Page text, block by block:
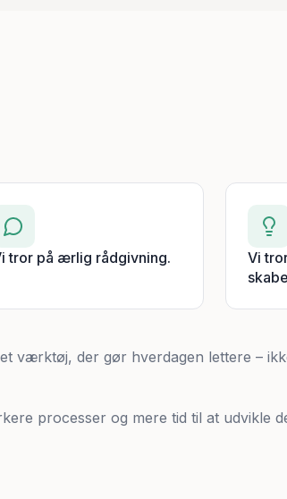
tror på ærlig rådgivning.
Vi
værktøj, der gør hverdagen lettere –
processer og mere tid til at udvikle